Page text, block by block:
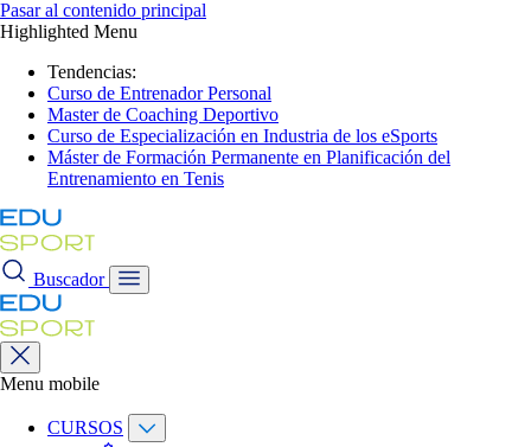
Pasar al contenido principal
Highlighted Menu
Tendencias:
Curso de Entrenador Personal
Master de Coaching Deportivo
Curso de Especialización en Industria de los eSports
Máster de Formación Permanente en Planificación del
Entrenamiento en Tenis
Buscador
Menu mobile
CURSOS